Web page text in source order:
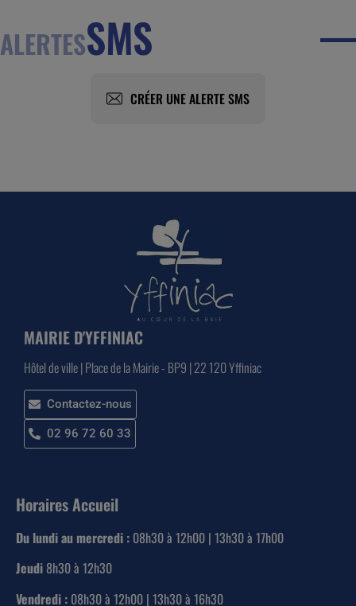
ALERTESSMS
CRÉER UNE ALERTE SMS
MAIRIE D'YFFINIAC
Hôtel de ville | Place de la Mairie - BP9 | 22 120 Yffiniac
Contactez-nous
02 96 72 60 33
Horaires Accueil
Du lundi au mercredi : 08h30 à 12h00 | 13h30 à 17h00
Jeudi 8h30 à 12h30
Vendredi : 08h30 à 12h00 | 13h30 à 16h30